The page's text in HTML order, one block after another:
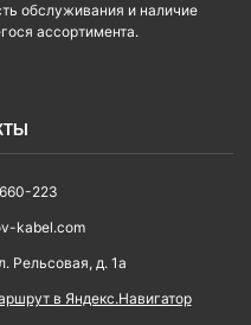
обслуживания и наличие
ассортимента.
223
kabel.com
Рельсовая, д. 1а
в Яндекс.Навигатор